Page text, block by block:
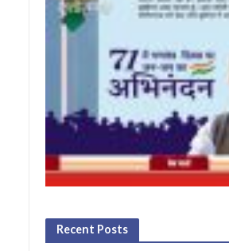
Recent Posts